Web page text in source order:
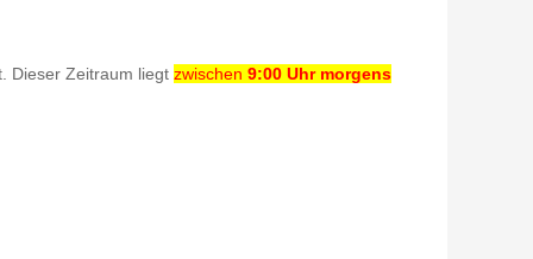
Dieser Zeitraum liegt zwischen 9:00 Uhr morgens